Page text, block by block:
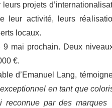
projets
leur activité, leurs
locaux.
mai prochain. Deux
€.
d’Emanuel Lang,
en tant que
reconnue par des